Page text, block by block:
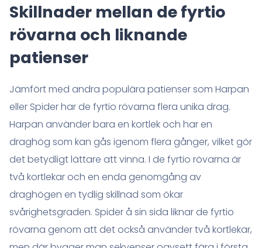
Skillnader mellan de fyrtio
rövarna och liknande
patienser
Jämfört med andra populära patienser som Harpan
eller Spider har de fyrtio rövarna flera unika drag.
Harpan använder bara en kortlek och har en
draghög som kan gås igenom flera gånger, vilket gör
det betydligt lättare att vinna. I de fyrtio rövarna är
två kortlekar och en enda genomgång av
draghögen en tydlig skillnad som ökar
svårighetsgraden. Spider å sin sida liknar de fyrtio
rövarna genom att det också använder två kortlekar,